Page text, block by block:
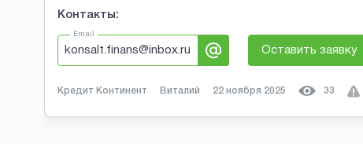
Контакты:
Email
konsalt.finans@inbox.ru Оставить заявку
Кредит Континент Виталий 22 ноября 2025 33